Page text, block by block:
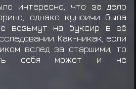
интересно, что за дело
однако куноичи была
возьмут на буксир в её
Как-никак, если
вслед за старшими, то
себя может и не